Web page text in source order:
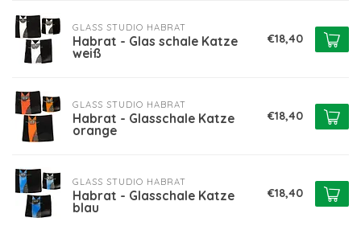
GLASS STUDIO HABRAT
Habrat - Glas schale Katze
weiß
€18,40
GLASS STUDIO HABRAT
Habrat - Glasschale Katze
orange
€18,40
GLASS STUDIO HABRAT
Habrat - Glasschale Katze
blau
€18,40